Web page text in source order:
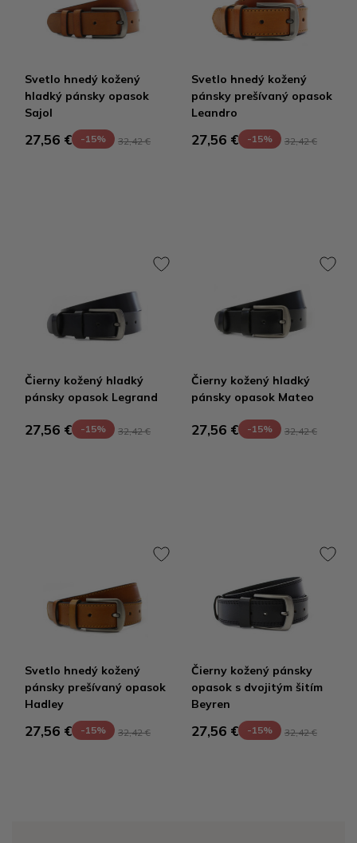
Svetlo hnedý kožený
hladký pánsky opasok
Sajol
27,56 € -15% 32,42 €
Svetlo hnedý kožený
pánsky prešívaný opasok
Leandro
27,56 € -15% 32,42 €
Čierny kožený hladký
pánsky opasok Legrand
27,56 € -15% 32,42 €
Čierny kožený hladký
pánsky opasok Mateo
27,56 € -15% 32,42 €
Svetlo hnedý kožený
pánsky prešívaný opasok
Hadley
27,56 € -15% 32,42 €
Čierny kožený pánsky
opasok s dvojitým šitím
Beyren
27,56 € -15% 32,42 €